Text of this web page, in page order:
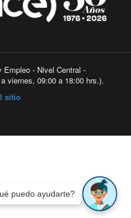
- Nivel Central -
viernes, 09:00 a 18:00 hrs.).
sitio
puedo ayudarte?